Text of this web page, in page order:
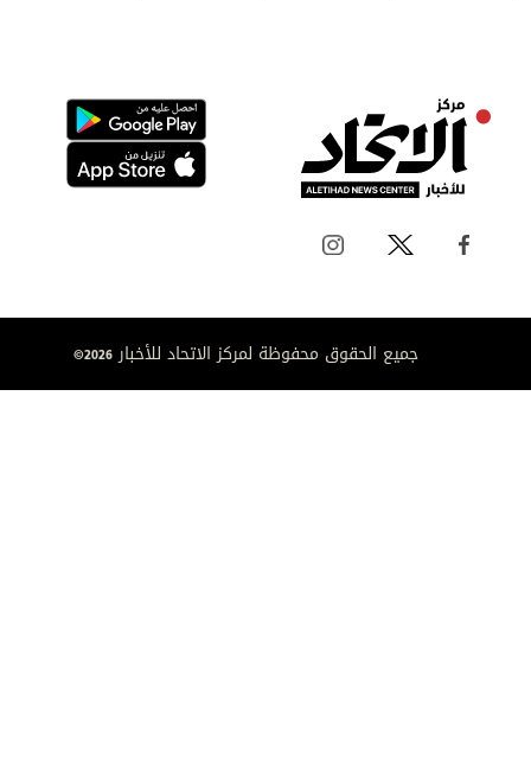
جميع الحقوق محفوظة لمركز الاتحاد للأخبار 2026©